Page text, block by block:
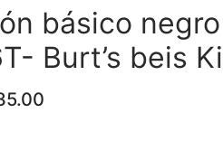
básico
Burt’s beis